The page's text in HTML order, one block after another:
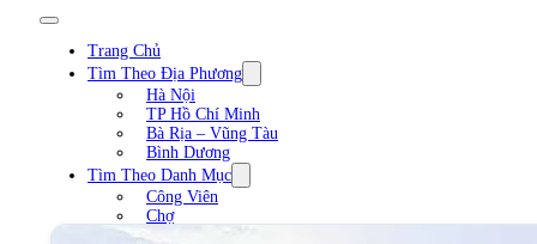
Trang Chủ
Tìm Theo Địa Phương
Hà Nội
TP Hồ Chí Minh
Bà Rịa – Vũng Tàu
Bình Dương
Tìm Theo Danh Mục
Công Viên
Chợ